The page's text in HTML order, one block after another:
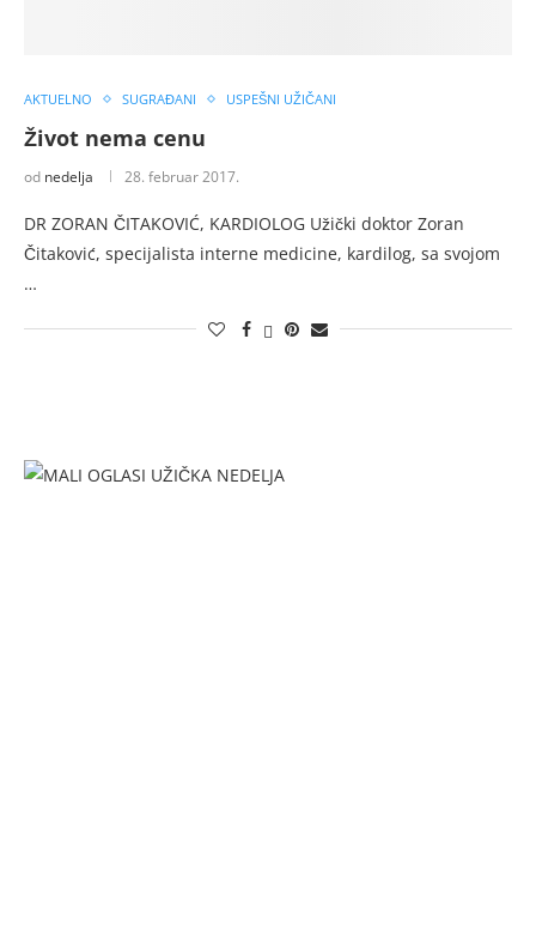
AKTUELNO SUGRAĐANI USPEŠNI UŽIČANI
Život nema cenu
od nedelja 28. februar 2017.
DR ZORAN ČITAKOVIĆ, KARDIOLOG Užički doktor Zoran
Čitaković, specijalista interne medicine, kardilog, sa svojom
…